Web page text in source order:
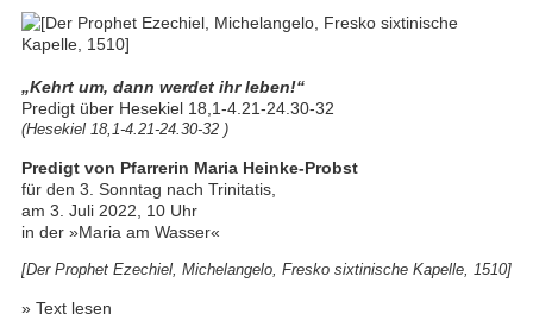
„Kehrt um, dann werdet ihr leben!“
Predigt über Hesekiel 18,1-4.21-24.30-32
(Hesekiel 18,1-4.21-24.30-32 )
Predigt von Pfarrerin Maria Heinke-Probst
für den 3. Sonntag nach Trinitatis,
am 3. Juli 2022, 10 Uhr
in der »Maria am Wasser«
[Der Prophet Ezechiel, Michelangelo, Fresko sixtinische Kapelle, 1510]
» Text lesen